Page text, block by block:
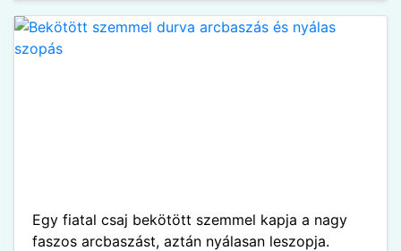
Egy fiatal csaj bekötött szemmel kapja a nagy
faszos arcbaszást, aztán nyálasan leszopja.